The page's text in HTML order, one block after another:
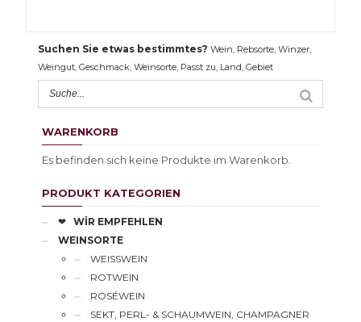
Suchen Sie etwas bestimmtes?Wein, Rebsorte, Winzer,
Weingut, Geschmack, Weinsorte, Passt zu, Land, Gebiet
WARENKORB
Es befinden sich keine Produkte im Warenkorb.
PRODUKT KATEGORIEN
❤WİR EMPFEHLEN
WEINSORTE
WEISSWEIN
ROTWEIN
ROSÉWEIN
SEKT, PERL- & SCHAUMWEIN, CHAMPAGNER